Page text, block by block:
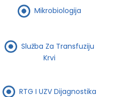
Mikrobiologija
Služba Za Transfuziju
Krvi
RTG I UZV Dijagnostika